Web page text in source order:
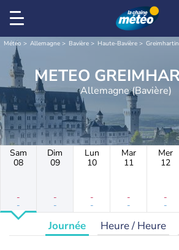
Météo Allemagne Bavière Haute-Bavière
METEO
Allemagne (Bavière)
Sam
08
-
-
Dim
09
-
-
Lun
10
-
-
Mar
11
-
-
Mer
12
-
-
Journée Heure / Heure